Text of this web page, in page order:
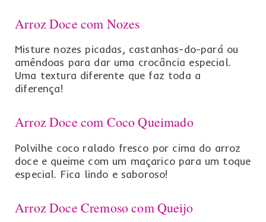
Arroz Doce com Nozes
Misture nozes picadas, castanhas-do-pará ou
amêndoas para dar uma crocância especial.
Uma textura diferente que faz toda a
diferença!
Arroz Doce com Coco Queimado
Polvilhe coco ralado fresco por cima do arroz
doce e queime com um maçarico para um toque
especial. Fica lindo e saboroso!
Arroz Doce Cremoso com Queijo